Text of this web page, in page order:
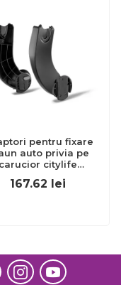
pentru fixare
auto privia pe
carucior citylife
167.62 lei